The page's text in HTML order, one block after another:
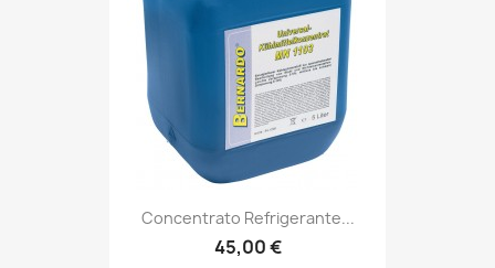
Concentrato Refrigerante...
45,00 €